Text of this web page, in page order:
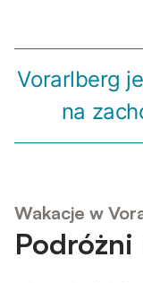
Vorarlberg
na
Wakacje w
Podróżni